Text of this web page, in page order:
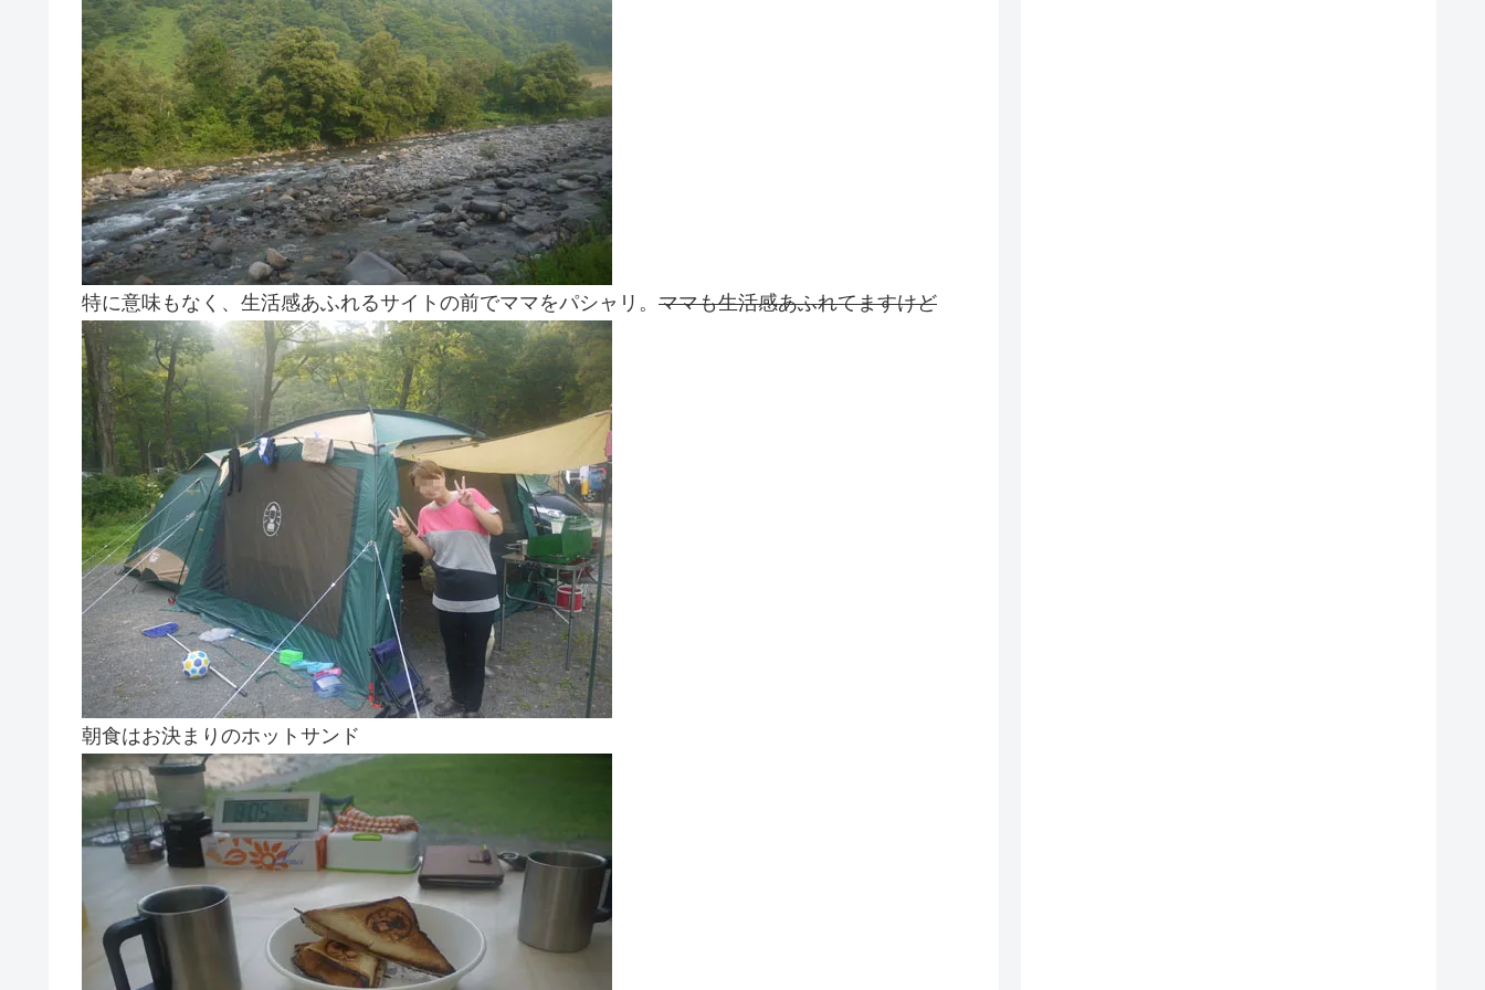
特に意味もなく、生活感あふれるサイトの前でママをパシャリ。 ママも生活感あふれてますけど
朝食はお決まりのホットサンド